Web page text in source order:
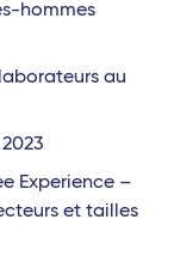
hommes
au
Experience –
et tailles